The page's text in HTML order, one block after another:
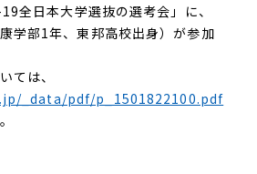
全日本大学選抜の選考会」に、
学部1年、東邦高校出身）が参加
ては、
_data/pdf/p_1501822100.pdf